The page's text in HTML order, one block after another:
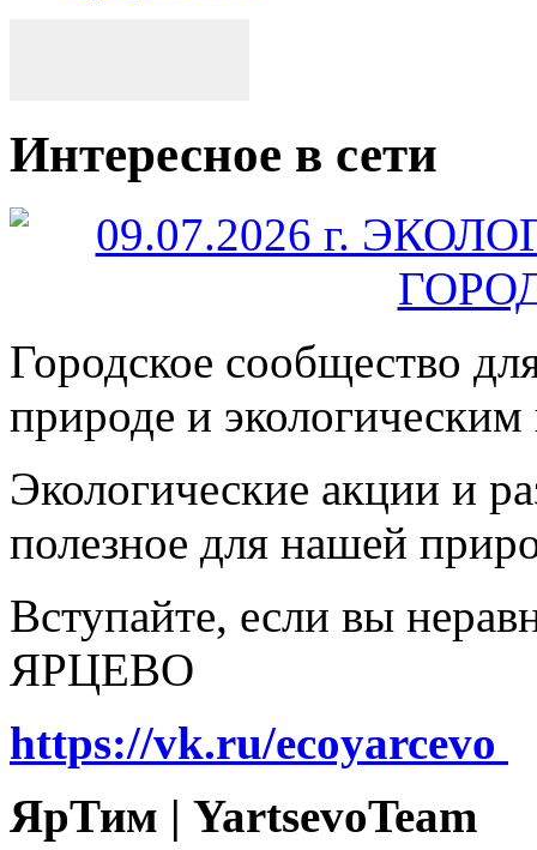
Интересное в сети
Городское сообщество
природе и
Экологические акции и
полезное для нашей
Вступайте, если вы
ЯРЦЕВО
https://vk.ru/ecoyarcevo
ЯрТим | YartsevoTeam